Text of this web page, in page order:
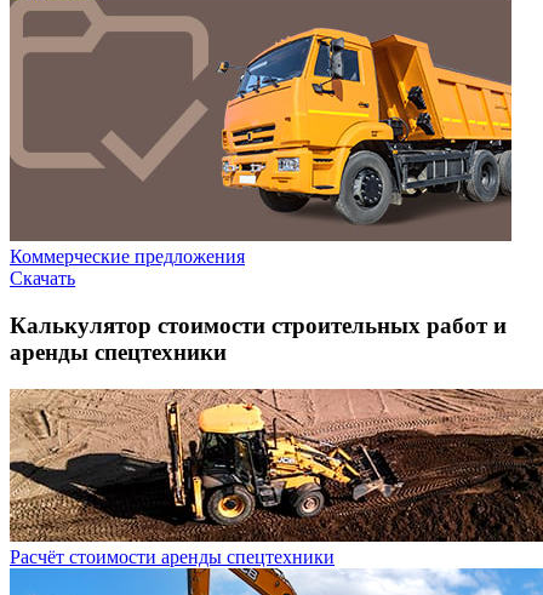
Коммерческие предложения
Скачать
Калькулятор стоимости строительных работ и
аренды спецтехники
Расчёт стоимости аренды спецтехники